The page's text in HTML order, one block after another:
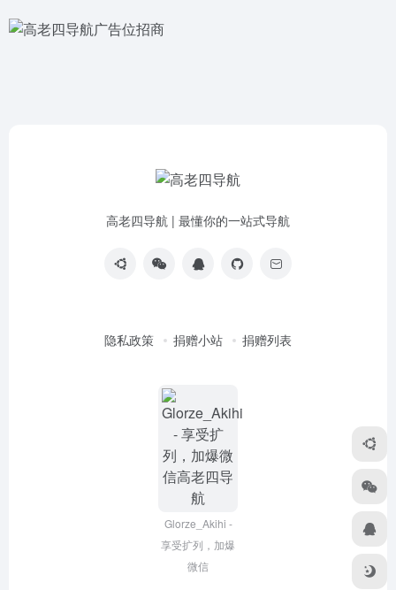
高老四导航 | 最懂你的一站式导航
隐私政策 捐赠小站 捐赠列表
Glorze_Akihi -
享受扩列，加爆
微信